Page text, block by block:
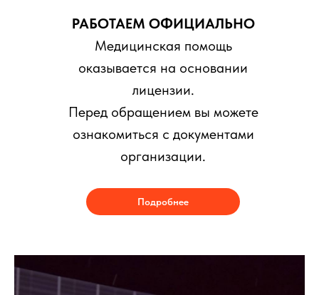
РАБОТАЕМ ОФИЦИАЛЬНО
Медицинская помощь
оказывается на основании
лицензии.
Перед обращением вы можете
ознакомиться с документами
организации.
Подробнее